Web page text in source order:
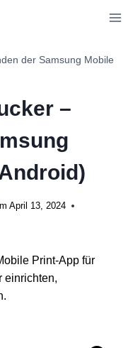
der Samsung Mobile
–
April 13, 2024
Print-App für
einrichten,